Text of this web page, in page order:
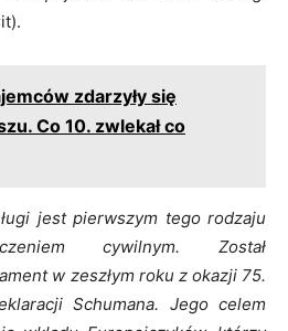
zdarzyły się
Co 10. zwlekał co
jest pierwszym tego rodzaju
cywilnym. Został
w zeszłym roku z okazji 75.
Schumana. Jego celem